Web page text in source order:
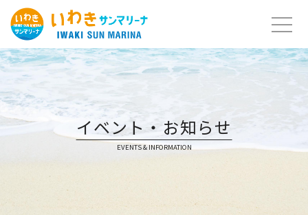
Skip
content
イベント・お知らせ
EVENTS & INFORMATION